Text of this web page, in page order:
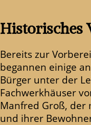
Historisches
Bereits zur
begannen einige
Bürger unter der
Fachwerkhäuser
Manfred Groß, der
und ihrer